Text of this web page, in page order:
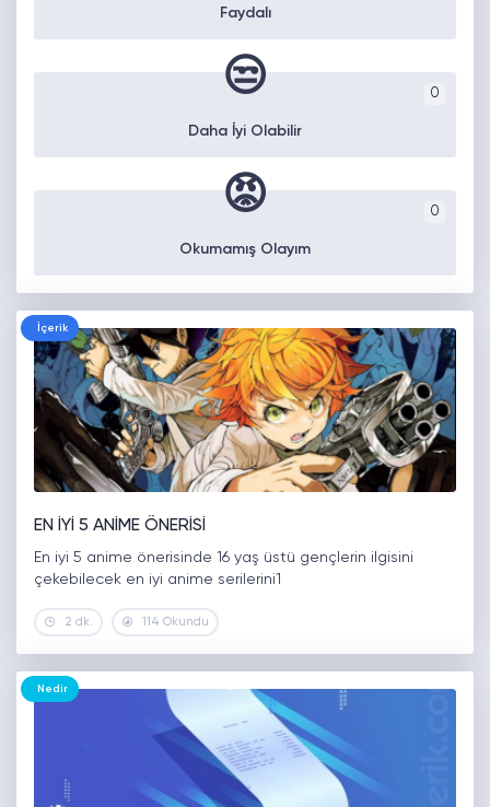
Faydalı
0
😒
Daha İyi Olabilir
0
😡
Okumamış Olayım
İçerik
EN İYİ 5 ANİME ÖNERİSİ
En iyi 5 anime önerisinde 16 yaş üstü gençlerin ilgisini
çekebilecek en iyi anime serilerini1
2 dk. 114 Okundu
Nedir